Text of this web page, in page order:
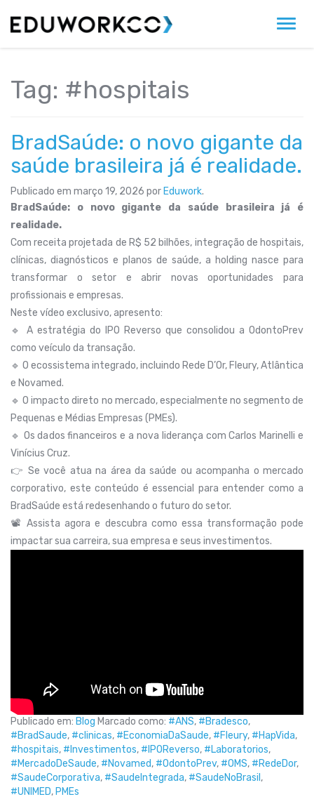
Tag: #hospitais
BradSaúde: o novo gigante da
saúde brasileira já é realidade.
Publicado em março 19, 2026 por Eduwork.
BradSaúde: o novo gigante da saúde brasileira já é
realidade.
Com receita projetada de R$ 52 bilhões, integração de hospitais,
clínicas, diagnósticos e planos de saúde, a holding nasce para
transformar o setor e abrir novas oportunidades para
profissionais e empresas.
Neste vídeo exclusivo, apresento:
🔹 A estratégia do IPO Reverso que consolidou a OdontoPrev
como veículo da transação.
🔹 O ecossistema integrado, incluindo Rede D’Or, Fleury, Atlântica
e Novamed.
🔹 O impacto direto no mercado, especialmente no segmento de
Pequenas e Médias Empresas (PMEs).
🔹 Os dados financeiros e a nova liderança com Carlos Marinelli e
Vinícius Cruz.
👉 Se você atua na área da saúde ou acompanha o mercado
corporativo, este conteúdo é essencial para entender como a
BradSaúde está redesenhando o futuro do setor.
📽️ Assista agora e descubra como essa transformação pode
impactar sua carreira, sua empresa e seus investimentos.
Publicado em: Blog Marcado como: #ANS, #Bradesco,
#BradSaude, #clinicas, #EconomiaDaSaude, #Fleury, #HapVida,
#hospitais, #Investimentos, #IPOReverso, #Laboratorios,
#MercadoDeSaude, #Novamed, #OdontoPrev, #OMS, #RedeDor,
#SaudeCorporativa, #SaudeIntegrada, #SaudeNoBrasil,
#UNIMED,PMEs